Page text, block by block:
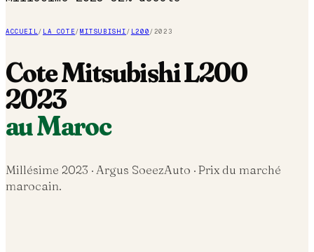
ACCUEIL/ LA COTE/MITSUBISHI/ L200/2023
CoteMitsubishiL200
2023
au Maroc
Millésime 2023 · Argus SoeezAuto · Prix du marché
marocain.